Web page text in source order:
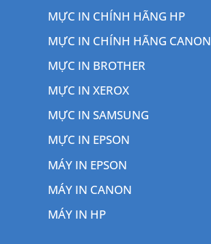
MỰC IN CHÍNH HÃNG HP
MỰC IN CHÍNH HÃNG CANON
MỰC IN BROTHER
MỰC IN XEROX
MỰC IN SAMSUNG
MỰC IN EPSON
MÁY IN EPSON
MÁY IN CANON
MÁY IN HP